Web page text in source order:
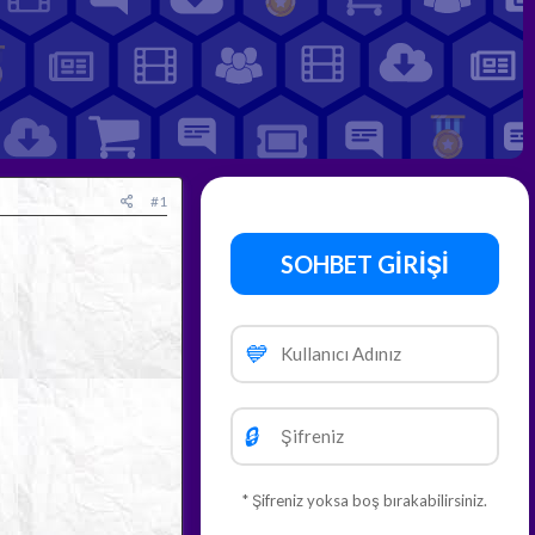
#1
SOHBET GİRİŞİ
💙
🔒
* Şifreniz yoksa boş bırakabilirsiniz.